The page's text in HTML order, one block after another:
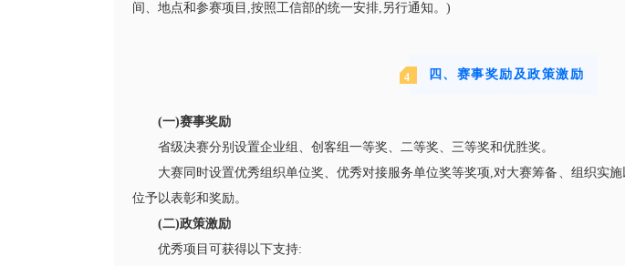
间、地点和参赛项目,按照工信部的统一安排,另行通知。)
4 四、赛事奖励及政策激励
(一)赛事奖励
省级决赛分别设置企业组、创客组一等奖、二等奖、三等奖和优胜奖。
大赛同时设置优秀组织单位奖、优秀对接服务单位奖等奖项,对大赛筹备、组织实
位予以表彰和奖励。
(二)政策激励
优秀项目可获得以下支持: